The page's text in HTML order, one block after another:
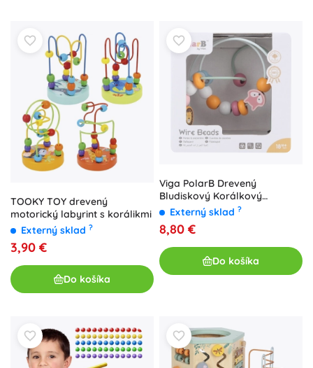
TOOKY TOY drevený
motorický labyrint s korálikmi
Externý sklad ?
3,90 €
Do košíka
Viga PolarB Drevený
Bludiskový Korálkový
Labyrint Montessori
Externý sklad ?
8,80 €
Do košíka